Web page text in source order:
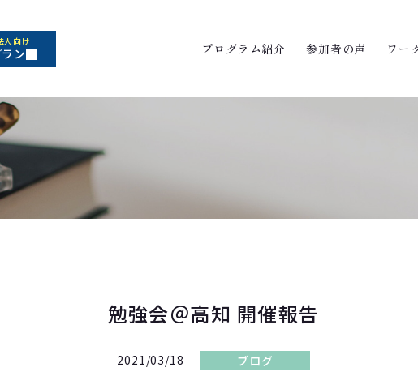
人向け
ン プログラム紹介 参加者の声 ワー
勉強会＠高知 開催報告
2021/03/18 ブログ